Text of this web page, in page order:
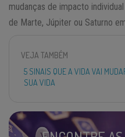
mudanças de impacto
de Marte, Júpiter ou Saturno
VEJA TAMBÉM
5 SINAIS QUE A VIDA VAI
SUA VIDA